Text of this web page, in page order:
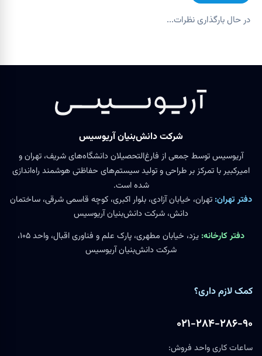
در حال بارگذاری نظرات...
شرکت دانش‌بنیان آریوسیس
آریوسیس توسط جمعی از فارغ‌التحصیلان دانشگاه‌های شریف، تهران و
امیرکبیر با تمرکز بر طراحی و تولید سیستم‌های حفاظتی هوشمند راه‌اندازی
شده است.
دفتر تهران: تهران، خیابان آزادی، بلوار اکبری، کوچه قاسمی شرقی، ساختمان
دانش، شرکت دانش‌بنیان آریوسیس
دفتر کارخانه:
یزد، خیابان مطهری، پارک علم و فناوری اقبال، واحد ۱۰۵،
شرکت دانش‌بنیان آریوسیس
کمک لازم داری؟
۰۲۱-۲۸۴-۲۸۶-۹۰
ساعات کاری واحد فروش: